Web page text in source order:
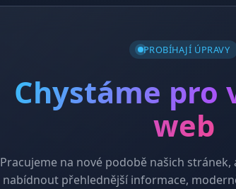
PROBÍHAJÍ ÚPRAVY
Chystáme pro
web
Pracujeme na nové podobě našich
nabídnout přehlednější informace,